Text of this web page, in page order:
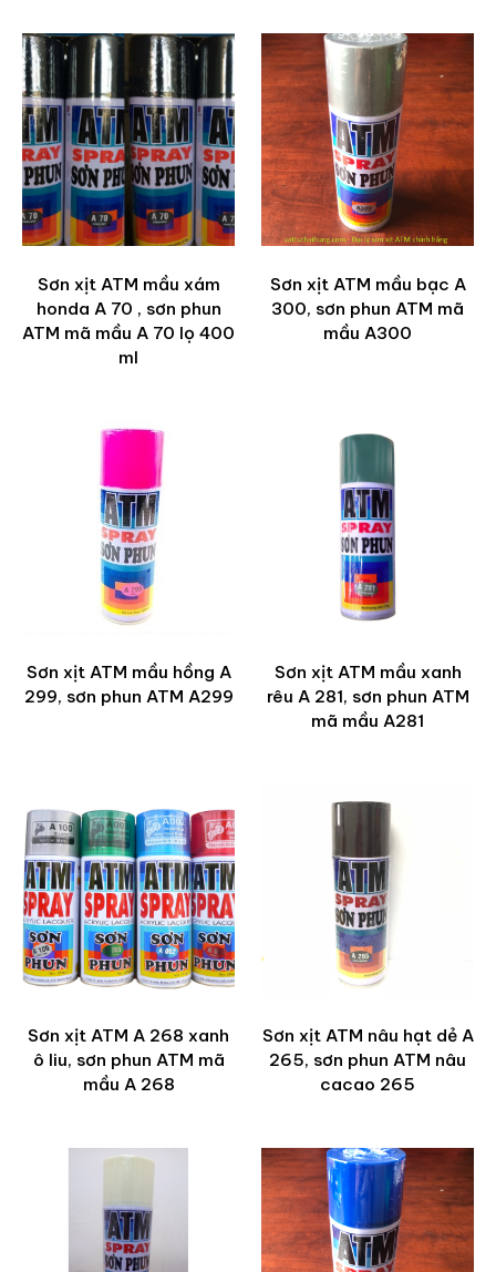
Sơn xịt ATM mầu xám
honda A 70 , sơn phun
ATM mã mầu A 70 lọ 400
ml
Sơn xịt ATM mầu bạc A
300, sơn phun ATM mã
mầu A300
Sơn xịt ATM mầu hồng A
299, sơn phun ATM A299
Sơn xịt ATM mầu xanh
rêu A 281, sơn phun ATM
mã mầu A281
Sơn xịt ATM A 268 xanh
ô liu, sơn phun ATM mã
mầu A 268
Sơn xịt ATM nâu hạt dẻ A
265, sơn phun ATM nâu
cacao 265